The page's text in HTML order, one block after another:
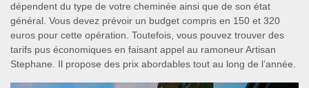
dépendent du type de votre cheminée ainsi que de son état
général. Vous devez prévoir un budget compris en 150 et 320
euros pour cette opération. Toutefois, vous pouvez trouver des
tarifs pus économiques en faisant appel au ramoneur Artisan
Stephane. Il propose des prix abordables tout au long de l’année.